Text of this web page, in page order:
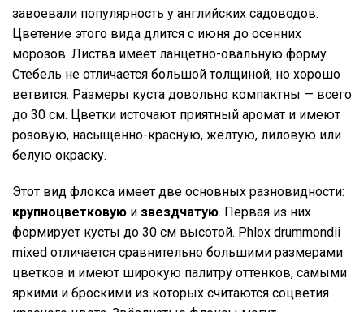
завоевали популярность у английских садоводов.
Цветение этого вида длится с июня до осенних
морозов. Листва имеет ланцетно-овальную форму.
Стебель не отличается большой толщиной, но хорошо
ветвится. Размеры куста довольно компактны — всего
до 30 см. Цветки источают приятный аромат и имеют
розовую, насыщенно-красную, жёлтую, лиловую или
белую окраску.
Этот вид флокса имеет две основных разновидности:
крупноцветковую и звездчатую. Первая из них
формирует кусты до 30 см высотой. Phlox drummondii
mixed отличается сравнительно большими размерами
цветков и имеют широкую палитру оттенков, самыми
яркими и броскими из которых считаются соцветия